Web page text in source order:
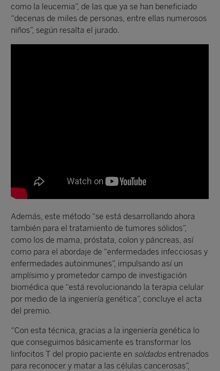
como la leucemia”, de las que ya se han beneficiado
“decenas de miles de personas, entre ellas numerosos
niños”, según resalta el jurado.
Además, este método “se está desarrollando ahora
también para el tratamiento de tumores sólidos”,
como los de mama, próstata, colon y páncreas, así
como para el abordaje de “enfermedades infecciosas y
enfermedades autoinmunes”, impulsando así un
amplísimo y prometedor campo de investigación
biomédica que “está revolucionando la terapia celular
por medio de la ingeniería genética”, concluye el acta
del premio.
“Con esta técnica, gracias a la ingeniería genética lo
que conseguimos básicamente es transformar los
linfocitos T del propio paciente en soldadosentrenados
para reconocer y matar a las células cancerosas”,